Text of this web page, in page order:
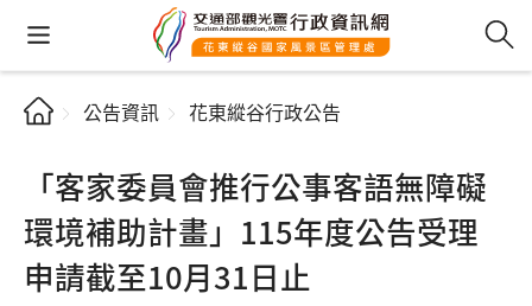
公告資訊 花東縱谷行政公告
「客家委員會推行公事客語無障礙
環境補助計畫」115年度公告受理
申請截至10月31日止